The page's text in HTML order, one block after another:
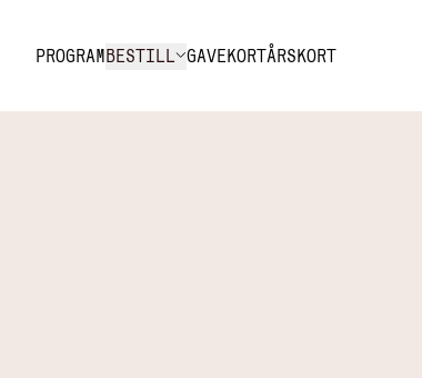
PROGRAMBESTILL GAVEKORTÅRSKORT